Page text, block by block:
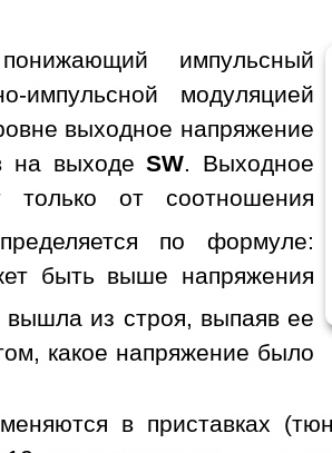
импульсный
импульсной модуляцией
выходное напряжение
на выходеSW. Выходное
только от соотношения
по формуле:
быть выше напряжения
вышла из строя, выпаяв ее
какое напряжение было
в приставках